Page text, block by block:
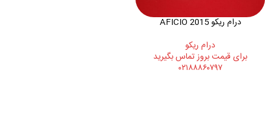
درام ریکو AFICIO 2015
درام ريکو
برای قیمت بروز تماس بگیرید
۰۲۱۸۸۸۶۰۷۹۷